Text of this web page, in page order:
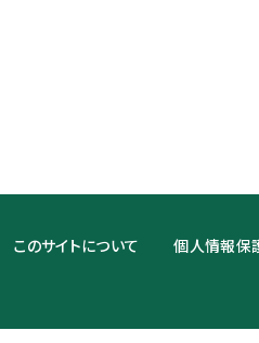
このサイトについて 個人情報保